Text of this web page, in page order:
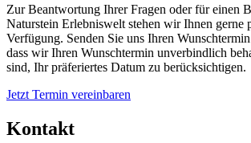
Zur Beantwortung Ihrer Fragen oder für einen
Naturstein Erlebniswelt stehen wir Ihnen gerne
Verfügung. Senden Sie uns Ihren
dass wir Ihren Wunschtermin unverbindlich
sind, Ihr präferiertes Datum zu berücksichtigen.
Jetzt Termin vereinbaren
Kontakt